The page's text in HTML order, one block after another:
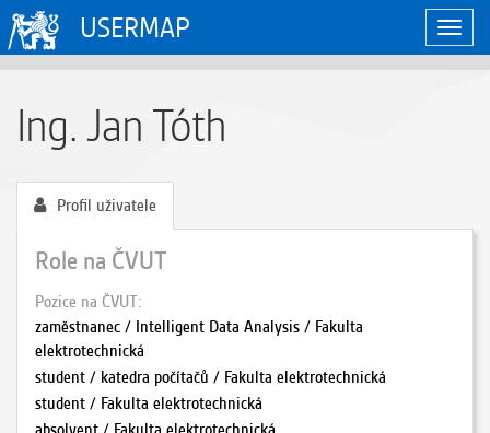
USERMAP
Ing. Jan Tóth
Profil uživatele
Role na ČVUT
Pozice na ČVUT
zaměstnanec / Intelligent Data Analysis / Fakulta
elektrotechnická
student / katedra počítačů / Fakulta elektrotechnická
student / Fakulta elektrotechnická